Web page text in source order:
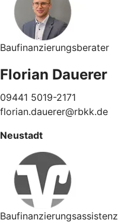
Baufinanzierungsberater
Florian Dauerer
09441 5019-2171
florian.dauerer@rbkk.de
Neustadt
Baufinanzierungsassistenz